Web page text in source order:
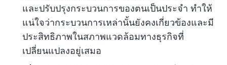
และปรับปรุงกระบวนการของตนเป็นประจำ ทำให้
แน่ใจว่ากระบวนการเหล่านั้นยังคงเกี่ยวข้องและมี
ประสิทธิภาพในสภาพแวดล้อมทางธุรกิจที่
เปลี่ยนแปลงอยู่เสมอ